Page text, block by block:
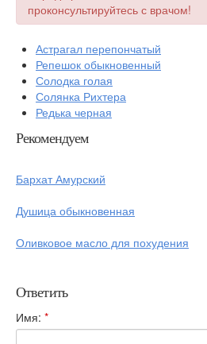
проконсультируйтесь с врачом!
Астрагал перепончатый
Репешок обыкновенный
Солодка голая
Солянка Рихтера
Редька черная
Рекомендуем
Бархат Амурский
Душица обыкновенная
Оливковое масло для похудения
Ответить
Имя: *